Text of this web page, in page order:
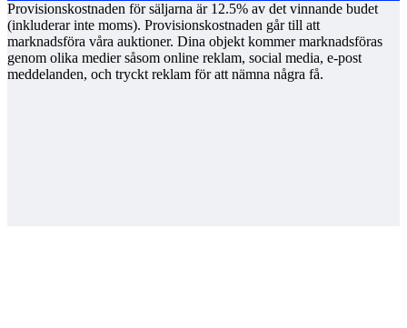
Provisionskostnaden för säljarna är 12.5% av det vinnande budet
(inkluderar inte moms). Provisionskostnaden går till att
marknadsföra våra auktioner. Dina objekt kommer marknadsföras
genom olika medier såsom online reklam, social media, e-post
meddelanden, och tryckt reklam för att nämna några få.